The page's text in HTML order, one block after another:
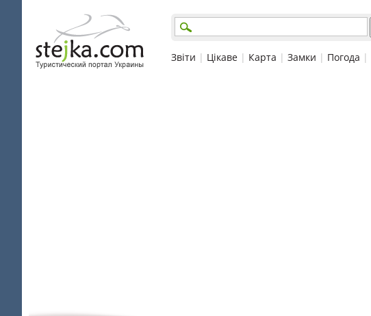
Звіти | Цікаве | Карта | Замки | Погода |